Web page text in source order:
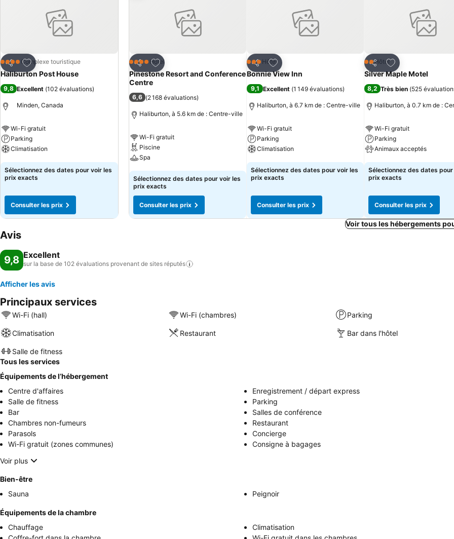
Partager
Ajouter à mes favoris
4 ÉtoilesComplexe touristique
Haliburton Post House
9,8 Excellent (102 évaluations)
Minden, Canada
Wi-Fi gratuit
Parking
Climatisation
Consulter les prix
Sélectionnez des dates pour voir les
prix exacts
Consulter les prix
Partager
Ajouter à mes favoris
4 ÉtoilesHôtel
Pinestone Resort and Conference
Centre
6,6 (2 168 évaluations)
Haliburton, à 5.6 km de : Centre-ville
Wi-Fi gratuit
Piscine
Spa
Consulter les prix
Sélectionnez des dates pour voir les
prix exacts
Consulter les prix
Partager
Ajouter à mes favoris
3 ÉtoilesHôtel
Bonnie View Inn
9,1 Excellent (1 149 évaluations)
Haliburton, à 6.7 km de : Centre-ville
Wi-Fi gratuit
Parking
Climatisation
Consulter les prix
Sélectionnez des dates pour voir les
prix exacts
Consulter les prix
Partager
Ajouter à mes
2 Étoiles
Hôtel
Silver Maple Motel
8,2 Très bien (525
Haliburton, à 0.7 km de :
Wi-Fi gratuit
Parking
Animaux acceptés
Consulter les prix
Sélectionnez des dates pour
prix exacts
Consulter les prix
Voir tous les hébergements
Avis
9,8 Excellent
sur la base de 102 évaluations provenant de sites réputés
Afficher les avis
Principaux services
Wi-Fi (hall) Wi-Fi (chambres) Parking
Climatisation Restaurant Bar dans l'hôtel
Salle de fitness
Tous les services
Équipements de l’hébergement
Centre d'affaires
Enregistrement / départ express
Salle de fitness
Parking
Bar
Salles de conférence
Chambres non-fumeurs
Restaurant
Parasols
Concierge
Wi-Fi gratuit (zones communes)
Consigne à bagages
Voir plus
Bien-être
Sauna
Peignoir
Équipements de la chambre
Chauffage
Climatisation